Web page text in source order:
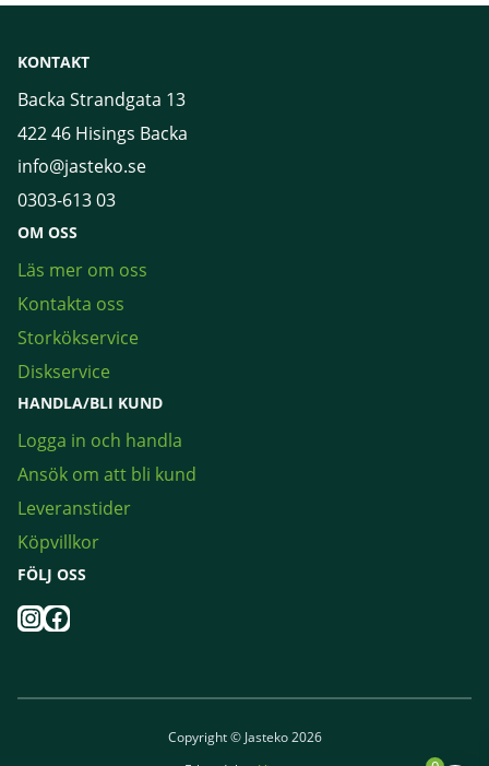
KONTAKT
Backa Strandgata 13
422 46 Hisings Backa
info@jasteko.se
0303-613 03
OM OSS
Läs mer om oss
Kontakta oss
Storkökservice
Diskservice
HANDLA/BLI KUND
Logga in och handla
Ansök om att bli kund
Leveranstider
Köpvillkor
FÖLJ OSS
Instagram
Facebook
Copyright © Jasteko 2026